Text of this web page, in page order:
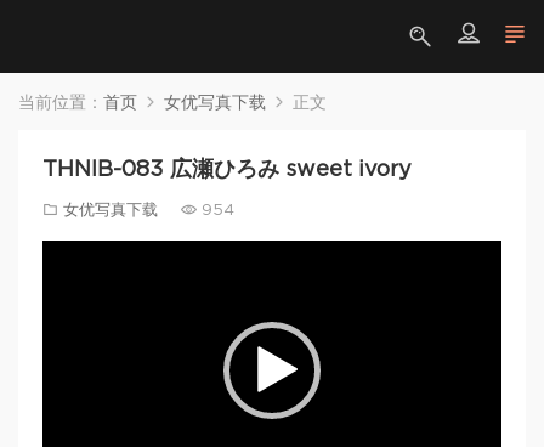
当前位置： 首页 女优写真下载 正文
THNIB-083 広瀬ひろみ sweet ivory
女优写真下载 954